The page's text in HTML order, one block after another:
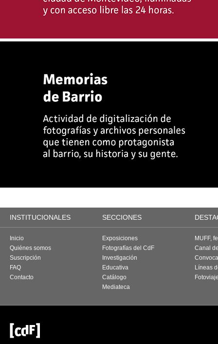
INSTITUCIONALES SECCIONES
Inicio
Quiénes somos
Suscripción
FAQ
Contacto
Exposiciones
Fotografías del CdF
Investigación
Educativa
Catálogo
Mediateca
MUFF,
Canal
Líneas